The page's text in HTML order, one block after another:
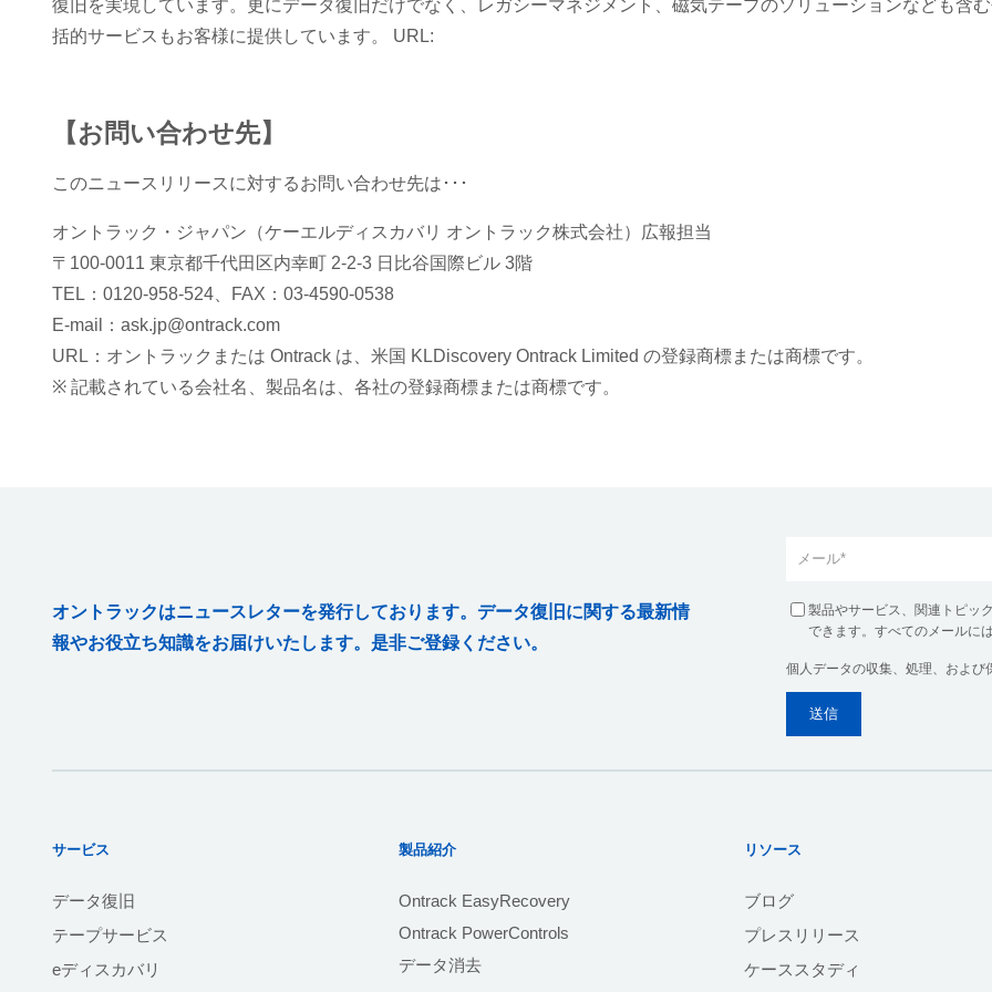
復旧を実現しています。更にデータ復旧だけでなく、レガシーマネジメント、磁気テープのソリューションなども含
括的サービスもお客様に提供しています。 URL:
【お問い合わせ先】
このニュースリリースに対するお問い合わせ先は･･･
オントラック・ジャパン（ケーエルディスカバリ オントラック株式会社）広報担当
〒100-0011 東京都千代田区内幸町 2-2-3 日比谷国際ビル 3階
TEL：0120-958-524、FAX：03-4590-0538
E-mail：ask.jp@ontrack.com
URL：オントラックまたは Ontrack は、米国 KLDiscovery Ontrack Limited の登録商標または商標です。
※ 記載されている会社名、製品名は、各社の登録商標または商標です。
オントラックはニュースレターを発行しております。データ復旧に関する最新情
報やお役立ち知識をお届けいたします。是非ご登録ください。
製品やサービス、関連トピッ
できます。すべてのメールに
個人データの収集、処理、および
サービス
データ復旧
テープサービス
eディスカバリ
製品紹介
Ontrack EasyRecovery
Ontrack PowerControls
データ消去
リソース
ブログ
プレスリリース
ケーススタディ